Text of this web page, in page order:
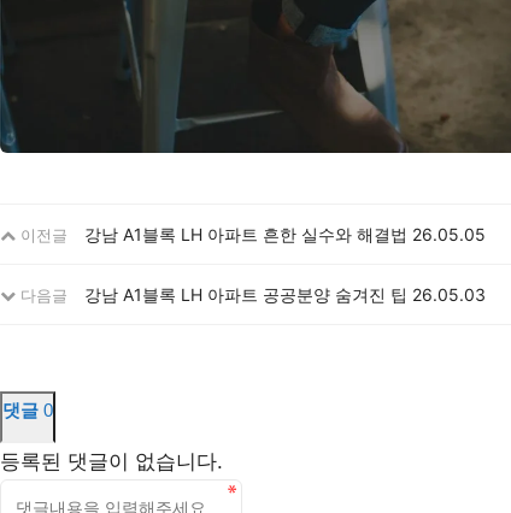
이전글 강남 A1블록 LH 아파트 흔한 실수와 해결법 26.05.05
다음글 강남 A1블록 LH 아파트 공공분양 숨겨진 팁 26.05.03
댓글 0
등록된 댓글이 없습니다.